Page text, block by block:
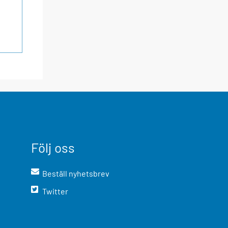
Följ oss
Beställ nyhetsbrev
Twitter